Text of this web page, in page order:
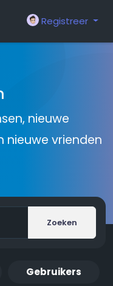
Registreer
nieuwe
nieuwe vrienden
Zoeken
Gebruikers